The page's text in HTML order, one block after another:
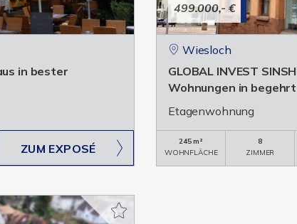
in bester
ZUM EXPOSÉ
499.000,- €
Wiesloch
GLOBAL INVEST
Wohnungen in
Etagenwohnung
245 m²
WOHNFLÄCHE
8
ZIMMER